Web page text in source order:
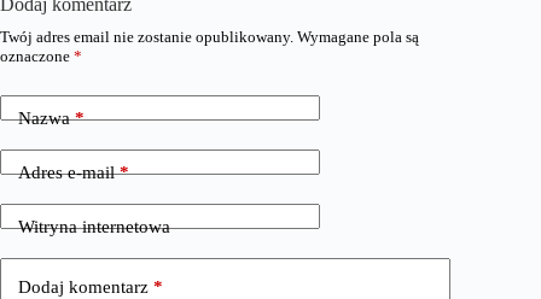
Dodaj komentarz
Twój adres email nie zostanie opublikowany. Wymagane pola są
oznaczone *
Nazwa*
Adres e-mail*
Witryna internetowa
Dodaj komentarz *